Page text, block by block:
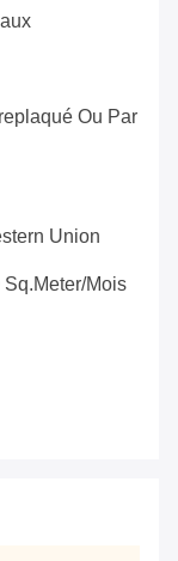
Ou Par
Union
Sq.meter/mois